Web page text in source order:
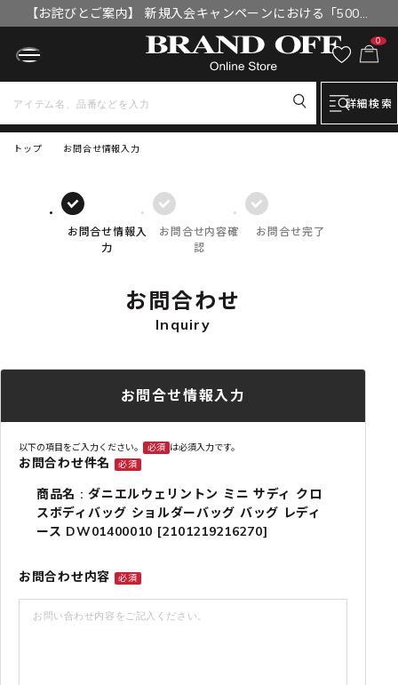
【お詫びとご案内】 新規入会キャンペーンにおける「500円
OFFクーポン」付与漏れと補填について
0
詳細検索
トップ お問合せ情報入力
お問合せ情報入
力
お問合せ内容確
認
お問合せ完了
お問合わせ
Inquiry
お問合せ情報入力
以下の項目をご入力ください。 必須 は必須入力です。
お問合わせ件名 必須
商品名 : ダニエルウェリントン ミニ サディ クロ
スボディバッグ ショルダーバッグ バッグ レディ
ース DW01400010 [2101219216270]
お問合わせ内容 必須